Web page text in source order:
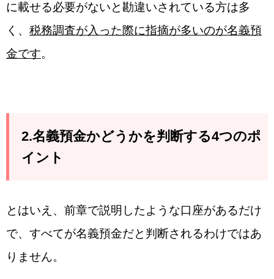
に載せる必要がないと勘違いされている方は多
く、 税務調査が入った際に指摘が多いのが名義預
金です。
2.名義預金かどうかを判断する4つのポ
イント
とはいえ、前章で説明したような口座があるだけ
で、すべてが名義預金だと判断されるわけではあ
りません。